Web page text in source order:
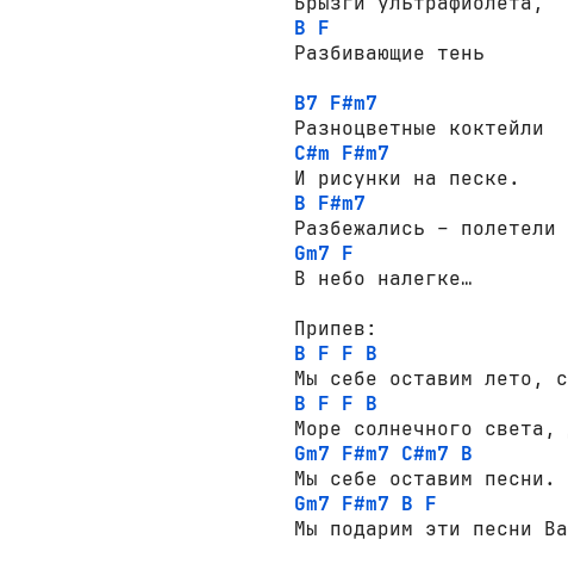
B F
Разбивающие тень
B7 F#m7
C#m F#m7
B F#m7
Gm7 F
В небо налегке…
B F F B
B F F B
Gm7 F#m7 C#m7 B
Gm7 F#m7 B F
Мы подарим эти песни